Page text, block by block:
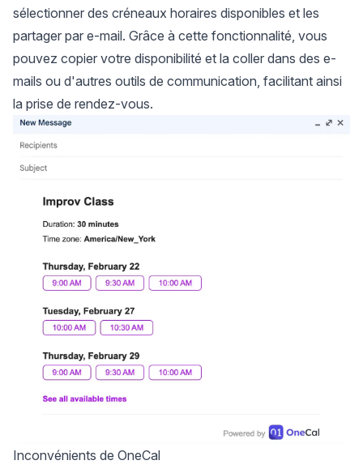
sélectionner des créneaux horaires disponibles et les
partager par e-mail. Grâce à cette fonctionnalité, vous
pouvez copier votre disponibilité et la coller dans des e-
mails ou d'autres outils de communication, facilitant ainsi
la prise de rendez-vous.
Inconvénients de OneCal